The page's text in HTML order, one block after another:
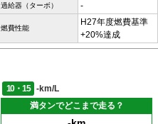
過給器（ターボ） -
燃費性能
H27年度燃費基準
+20%達成
10・15
-km/L
満タンでどこまで走る？